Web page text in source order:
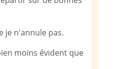
je n'annule pas.
moins évident que